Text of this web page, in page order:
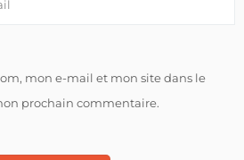
mon e-mail et mon site dans le
prochain commentaire.